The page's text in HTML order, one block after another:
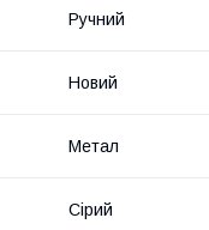
Ручний
Новий
Метал
Сірий